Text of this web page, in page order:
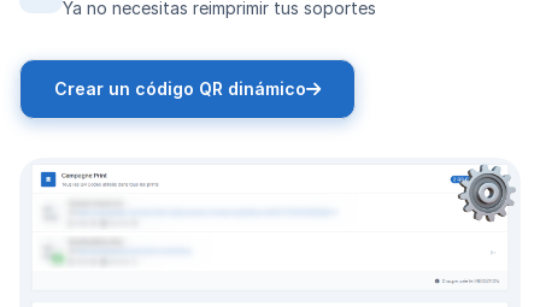
Ya no necesitas reimprimir tus soportes
Crear un código QR dinámico